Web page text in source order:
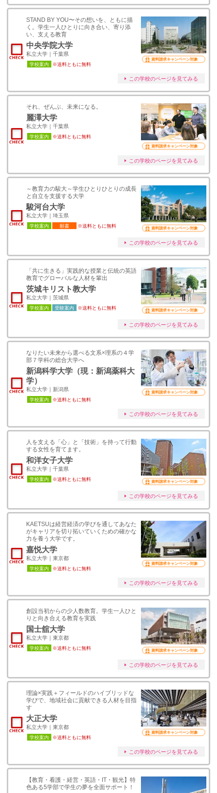
STAND BY YOU〜その想いを、ともに描
く。学生一人ひとりに向き合い、寄り添
い、支える教育
中央学院大学
私立大学｜千葉県
学校案内 ※送料ともに無料
資料請求キャンペーン対象
この学校のページを見てみる
それ、ぜんぶ、未来になる。
麗澤大学
私立大学｜千葉県
学校案内 ※送料ともに無料
資料請求キャンペーン対象
この学校のページを見てみる
～教育力の駿大～学生ひとりひとりの成長
と自立を支援する大学
駿河台大学
私立大学｜埼玉県
学校案内 願書 ※送料ともに無料 資料請求キャンペーン対象
この学校のページを見てみる
「共に生きる」実践的な授業と伝統の英語
教育でグローバルな人材を輩出
茨城キリスト教大学
私立大学｜茨城県
学校案内 受験案内 ※送料ともに無料 資料請求キャンペーン対象
この学校のページを見てみる
なりたい未来から選べる文系×理系の４学
部７学科の総合大学へ
新潟科学大学（現：新潟薬科大
学）
私立大学｜新潟県
学校案内 ※送料ともに無料
資料請求キャンペーン対象
この学校のページを見てみる
人を支える「心」と「技術」を持って行動
する女性を育てます。
和洋女子大学
私立大学｜千葉県
学校案内 ※送料ともに無料 資料請求キャンペーン対象
この学校のページを見てみる
KAETSUは経営経済の学びを通してあなた
がキャリアを切り拓いていくための確かな
力を養う大学です。
嘉悦大学
私立大学｜東京都
学校案内 ※送料ともに無料
資料請求キャンペーン対象
この学校のページを見てみる
創設当初からの少人数教育。学生一人ひと
りと向き合える教育を実践
国士舘大学
私立大学｜東京都
学校案内 ※送料ともに無料 資料請求キャンペーン対象
この学校のページを見てみる
理論×実践＋フィールドのハイブリッドな
学びで、地域社会に貢献できる人材を目指
す
大正大学
私立大学｜東京都
学校案内 ※送料ともに無料
資料請求キャンペーン対象
この学校のページを見てみる
【教育・看護・経営・英語・IT・観光】特
色ある5学部で学生の夢を全面サポート！